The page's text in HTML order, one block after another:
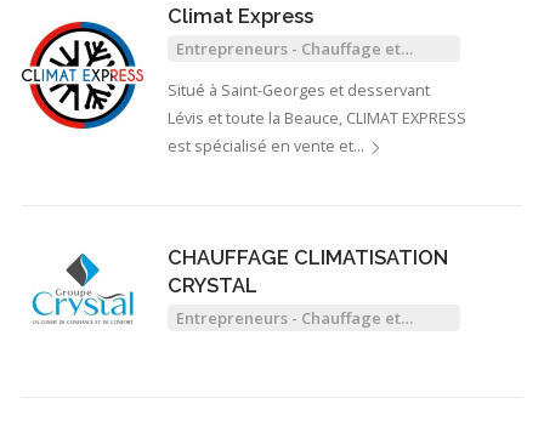
Climat Express
Entrepreneurs - Chauffage et
Situé à Saint-Georges et desservant
Lévis et toute la Beauce, CLIMAT EXPRESS
est spécialisé en vente et…
CHAUFFAGE CLIMATISATION
CRYSTAL
Entrepreneurs - Chauffage et